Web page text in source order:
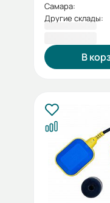
Самара:
Другие склады:
В